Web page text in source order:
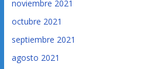
noviembre 2021
octubre 2021
septiembre 2021
agosto 2021